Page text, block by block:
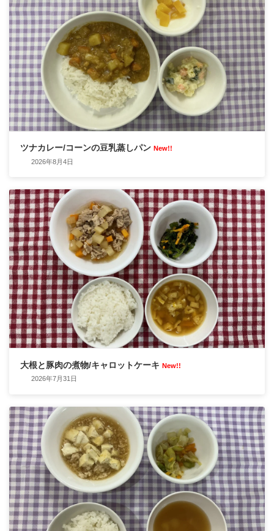
ツナカレー/コーンの豆乳蒸しパン New!!
2026年8月4日
大根と豚肉の煮物/キャロットケーキ New!!
2026年7月31日